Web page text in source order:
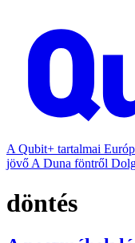
A Qubit+ tartalmai
jövő A Duna föntről
döntés